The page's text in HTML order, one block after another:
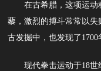
在古希腊，这项运动
藜，激烈的搏斗常常以
古发掘中，也发现了1700
现代拳击运动于18世